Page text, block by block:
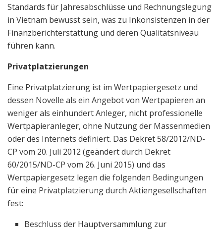
Standards für Jahresabschlüsse und Rechnungslegung
in Vietnam bewusst sein, was zu Inkonsistenzen in der
Finanzberichterstattung und deren Qualitätsniveau
führen kann.
Privatplatzierungen
Eine Privatplatzierung ist im Wertpapiergesetz und
dessen Novelle als ein Angebot von Wertpapieren an
weniger als einhundert Anleger, nicht professionelle
Wertpapieranleger, ohne Nutzung der Massenmedien
oder des Internets definiert. Das Dekret 58/2012/ND-
CP vom 20. Juli 2012 (geändert durch Dekret
60/2015/ND-CP vom 26. Juni 2015) und das
Wertpapiergesetz legen die folgenden Bedingungen
für eine Privatplatzierung durch Aktiengesellschaften
fest:
Beschluss der Hauptversammlung zur